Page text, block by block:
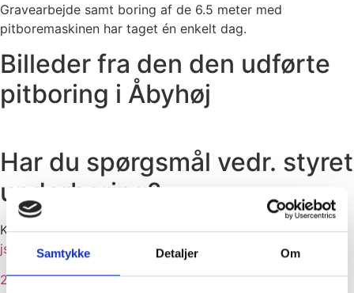
Samtykke Detaljer Om
Gravearbejde samt boring af de 6.5 meter med
pitboremaskinen har taget én enkelt dag.
Billeder fra den den udførte
pitboring i Åbyhøj
Har du spørgsmål vedr. styret
underboring?
Kontakt afdelingsleder Jim Skovbæk Valentin på
jsv@oestergaardas.dk
eller ring på telefon:
26 89 97 49